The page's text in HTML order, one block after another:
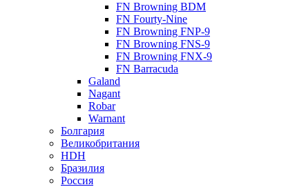
FN Browning BDM
FN Fourty-Nine
FN Browning FNP-9
FN Browning FNS-9
FN Browning FNX-9
FN Barracuda
Galand
Nagant
Robar
Warnant
Болгария
Великобритания
HDH
Бразилия
Россия